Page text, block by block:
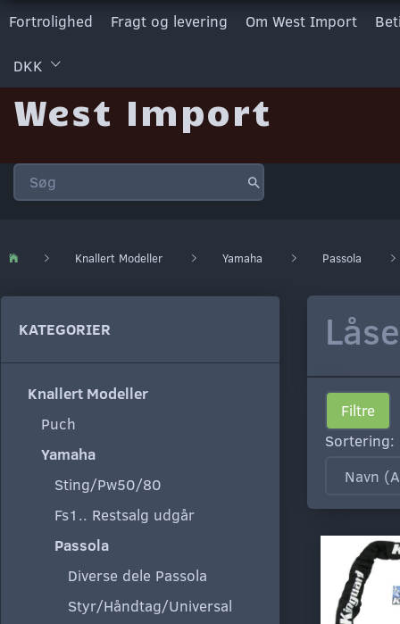
Fortrolighed Fragt og levering Om West Import
DKK
West Import
Knallert Modeller Yamaha Passola
KATEGORIER
Knallert Modeller
Puch
Yamaha
Sting/Pw50/80
Fs1.. Restsalg udgår
Passola
Diverse dele Passola
Styr/Håndtag/Universal
Filtre
Sortering: